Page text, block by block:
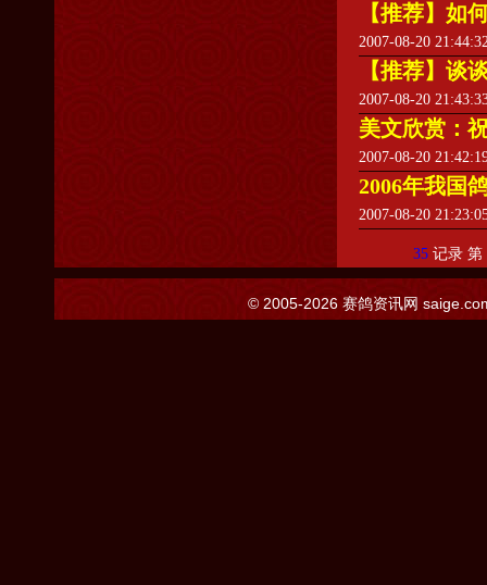
【推荐】如
2007-08-20
【推荐】谈
2007-08-20
美文欣赏：
2007-08-20
2006年我国
2007-08-20
35 记录 第
© 2005-2026 赛鸽资讯网